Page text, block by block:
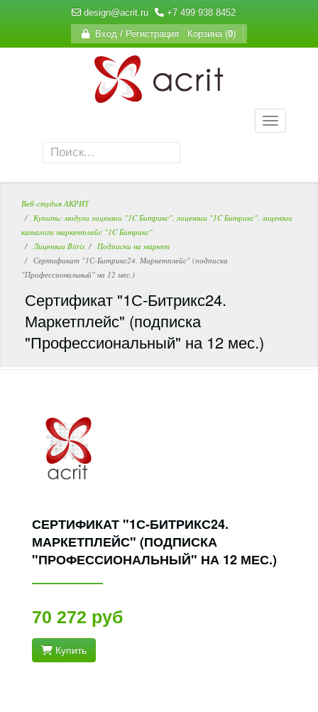
design@acrit.ru +7 499 938 8452
Вход / Регистрация Корзина (0)
Веб-студия АКРИТ
Купить: модули лицензии "1C Битрикс", лицензии "1C Битрикс", лицензии
каталога маркетплайс "1C Битрикс"
Лицензии Bitrix
Подписки на маркет
Сертификат "1С-Битрикс24. Маркетплейс" (подписка
"Профессиональный" на 12 мес.)
Сертификат "1С-Битрикс24.
Маркетплейс" (подписка
"Профессиональный" на 12 мес.)
СЕРТИФИКАТ "1С-БИТРИКС24.
МАРКЕТПЛЕЙС" (ПОДПИСКА
"ПРОФЕССИОНАЛЬНЫЙ" НА 12 МЕС.)
70 272 руб
Купить